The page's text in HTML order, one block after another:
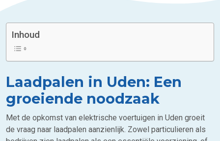
Inhoud
Laadpalen in Uden: Een
groeiende noodzaak
Met de opkomst van elektrische voertuigen in Uden groeit
de vraag naar laadpalen aanzienlijk. Zowel particulieren als